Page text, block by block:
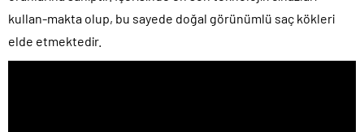
kullan-makta olup, bu sayede doğal görünümlü saç kökleri
elde etmektedir.